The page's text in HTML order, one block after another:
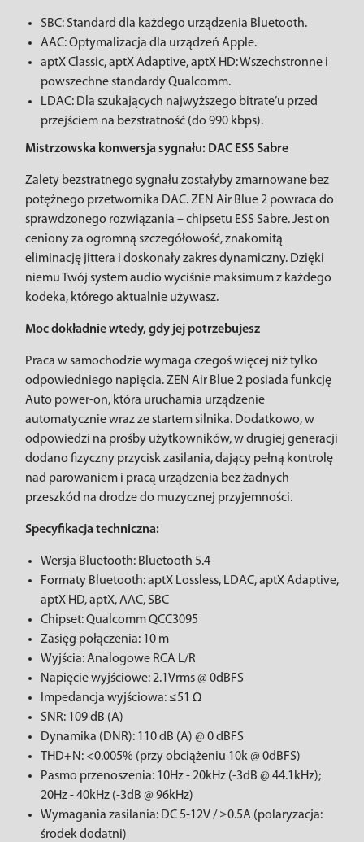
SBC: Standard dla każdego urządzenia Bluetooth.
AAC: Optymalizacja dla urządzeń Apple.
aptX Classic, aptX Adaptive, aptX HD: Wszechstronne i
powszechne standardy Qualcomm.
LDAC: Dla szukających najwyższego bitrate’u przed
przejściem na bezstratność (do 990 kbps).
Mistrzowska konwersja sygnału: DAC ESS Sabre
Zalety bezstratnego sygnału zostałyby zmarnowane bez
potężnego przetwornika DAC. ZEN Air Blue 2 powraca do
sprawdzonego rozwiązania – chipsetu ESS Sabre. Jest on
ceniony za ogromną szczegółowość, znakomitą
eliminację jittera i doskonały zakres dynamiczny. Dzięki
niemu Twój system audio wyciśnie maksimum z każdego
kodeka, którego aktualnie używasz.
Moc dokładnie wtedy, gdy jej potrzebujesz
Praca w samochodzie wymaga czegoś więcej niż tylko
odpowiedniego napięcia. ZEN Air Blue 2 posiada funkcję
Auto power-on, która uruchamia urządzenie
automatycznie wraz ze startem silnika. Dodatkowo, w
odpowiedzi na prośby użytkowników, w drugiej generacji
dodano fizyczny przycisk zasilania, dający pełną kontrolę
nad parowaniem i pracą urządzenia bez żadnych
przeszkód na drodze do muzycznej przyjemności.
Specyfikacja techniczna:
Wersja Bluetooth: Bluetooth 5.4
Formaty Bluetooth: aptX Lossless, LDAC, aptX Adaptive,
aptX HD, aptX, AAC, SBC
Chipset: Qualcomm QCC3095
Zasięg połączenia: 10 m
Wyjścia: Analogowe RCA L/R
Napięcie wyjściowe: 2.1Vrms @ 0dBFS
Impedancja wyjściowa: ≤51 Ω
SNR: 109 dB (A)
Dynamika (DNR): 110 dB (A) @ 0 dBFS
THD+N: <0.005% (przy obciążeniu 10k @ 0dBFS)
Pasmo przenoszenia: 10Hz - 20kHz (-3dB @ 44.1kHz);
20Hz - 40kHz (-3dB @ 96kHz)
Wymagania zasilania: DC 5-12V / ≥0.5A (polaryzacja:
środek dodatni)